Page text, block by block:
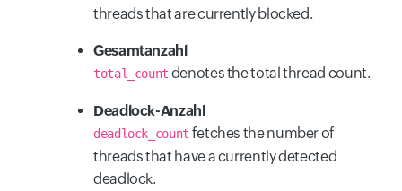
threads that are currently blocked.
Gesamtanzahl
total_count denotes the total thread count.
Deadlock-Anzahl
deadlock_count fetches the number of
threads that have a currently detected
deadlock.